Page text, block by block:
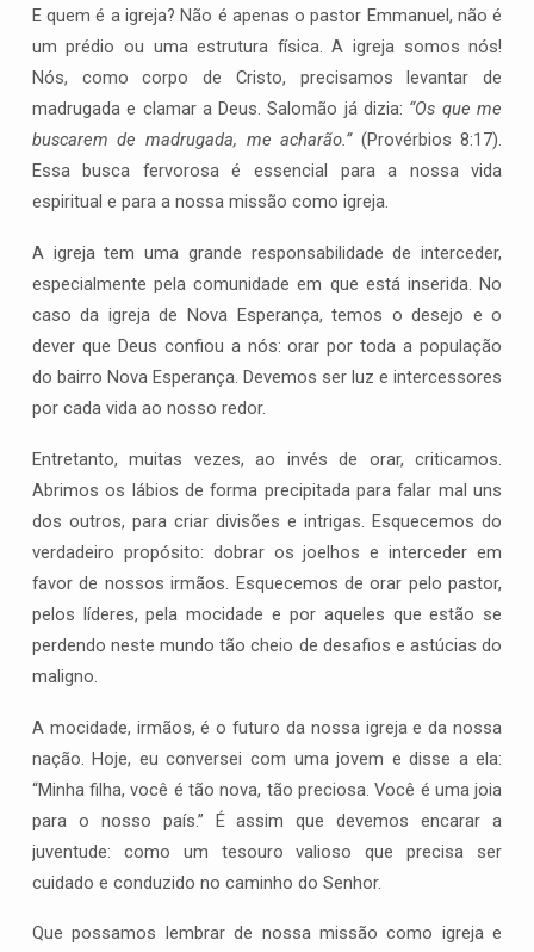
E quem é a igreja? Não é apenas o pastor Emmanuel, não é
um prédio ou uma estrutura física. A igreja somos nós!
Nós, como corpo de Cristo, precisamos levantar de
madrugada e clamar a Deus. Salomão já dizia: “Os que me
buscarem de madrugada, me acharão.”(Provérbios 8:17).
Essa busca fervorosa é essencial para a nossa vida
espiritual e para a nossa missão como igreja.
A igreja tem uma grande responsabilidade de interceder,
especialmente pela comunidade em que está inserida. No
caso da igreja de Nova Esperança, temos o desejo e o
dever que Deus confiou a nós: orar por toda a população
do bairro Nova Esperança. Devemos ser luz e intercessores
por cada vida ao nosso redor.
Entretanto, muitas vezes, ao invés de orar, criticamos.
Abrimos os lábios de forma precipitada para falar mal uns
dos outros, para criar divisões e intrigas. Esquecemos do
verdadeiro propósito: dobrar os joelhos e interceder em
favor de nossos irmãos. Esquecemos de orar pelo pastor,
pelos líderes, pela mocidade e por aqueles que estão se
perdendo neste mundo tão cheio de desafios e astúcias do
maligno.
A mocidade, irmãos, é o futuro da nossa igreja e da nossa
nação. Hoje, eu conversei com uma jovem e disse a ela:
“Minha filha, você é tão nova, tão preciosa. Você é uma joia
para o nosso país.” É assim que devemos encarar a
juventude: como um tesouro valioso que precisa ser
cuidado e conduzido no caminho do Senhor.
Que possamos lembrar de nossa missão como igreja e